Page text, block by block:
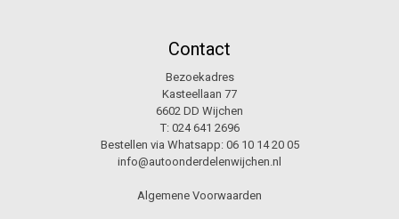
Contact
Bezoekadres
Kasteellaan 77
6602 DD Wijchen
T: 024 641 2696
Bestellen via Whatsapp: 06 10 14 20 05
info@autoonderdelenwijchen.nl
Algemene Voorwaarden